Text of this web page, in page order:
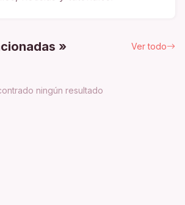
» Ver todo
ningún resultado